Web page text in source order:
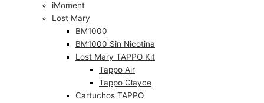
iMoment
Lost Mary
BM1000
BM1000 Sin Nicotina
Lost Mary TAPPO Kit
Tappo Air
Tappo Glayce
Cartuchos TAPPO